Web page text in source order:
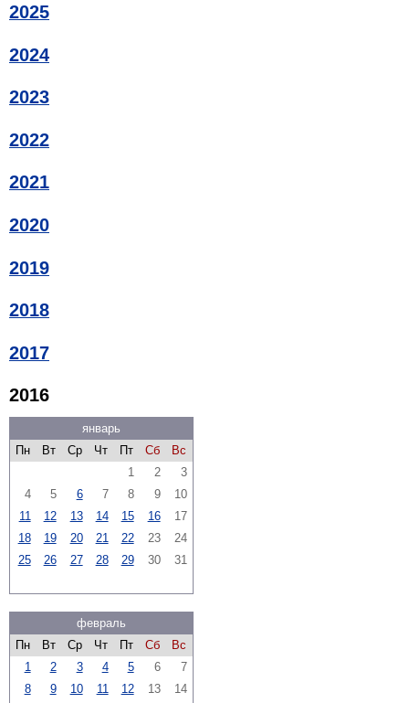
2025
2024
2023
2022
2021
2020
2019
2018
2017
2016
январь
Пн
Вт Ср Чт Пт Сб
Вс
1
2
3
4
5 6 7 8 9
10
11
12 13 14 15 16
17
18
19 20 21 22 23
24
25
26 27 28 29 30 31
февраль
Пн
Вт Ср Чт Пт Сб
Вс
1
2 3 4 5 6
7
8
9 10 11 12 13
14